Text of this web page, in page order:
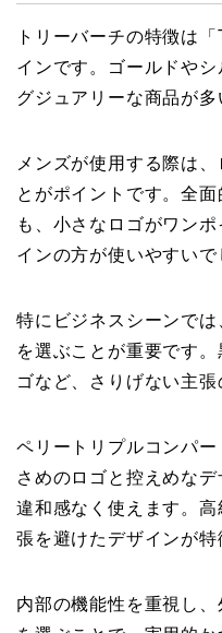
トリーバーチの特徴は
インです。ゴールドや
グジュアリーな商品が多
メンズが使用する際は
とがポイントです。全
も、小さなロゴがワン
インの方が使いやすいで
特にビジネスシーンで
を選ぶことが重要です
ゴなど、さりげない主張
ペリートリプルコンパ
さめのロゴと控えめな
違和感なく使えます。
張を避けたデザインが特
内部の機能性を重視し